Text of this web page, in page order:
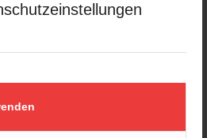
mit Kontrollbuch gemäß TRVB